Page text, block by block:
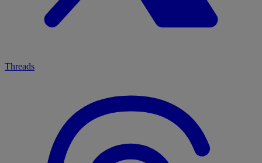
Threads